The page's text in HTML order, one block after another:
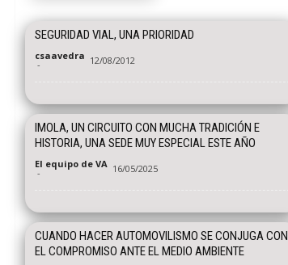
SEGURIDAD VIAL, UNA PRIORIDAD
csaavedra
- 12/08/2012
IMOLA, UN CIRCUITO CON MUCHA TRADICIÓN E
HISTORIA, UNA SEDE MUY ESPECIAL ESTE AÑO
El equipo de VA
- 16/05/2025
CUANDO HACER AUTOMOVILISMO SE CONJUGA CON
EL COMPROMISO ANTE EL MEDIO AMBIENTE